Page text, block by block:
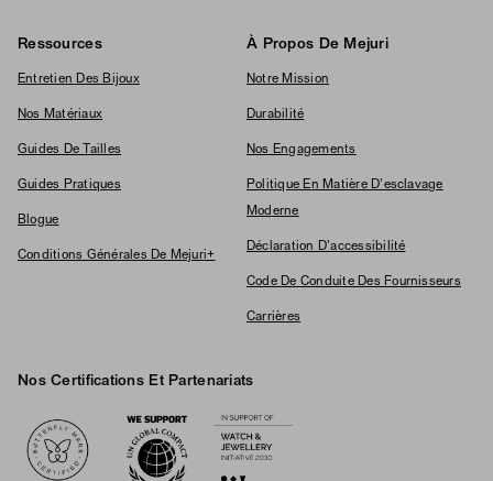
Ressources
Entretien Des Bijoux
Nos Matériaux
Guides De Tailles
Guides Pratiques
Blogue
Conditions Générales De Mejuri+
À Propos De Mejuri
Notre Mission
Durabilité
Nos Engagements
Politique En Matière D'esclavage
Moderne
Déclaration D'accessibilité
Code De Conduite Des Fournisseurs
Carrières
Nos Certifications Et Partenariats